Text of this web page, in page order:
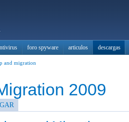
foro spyware articulos descargas
and migration
2009